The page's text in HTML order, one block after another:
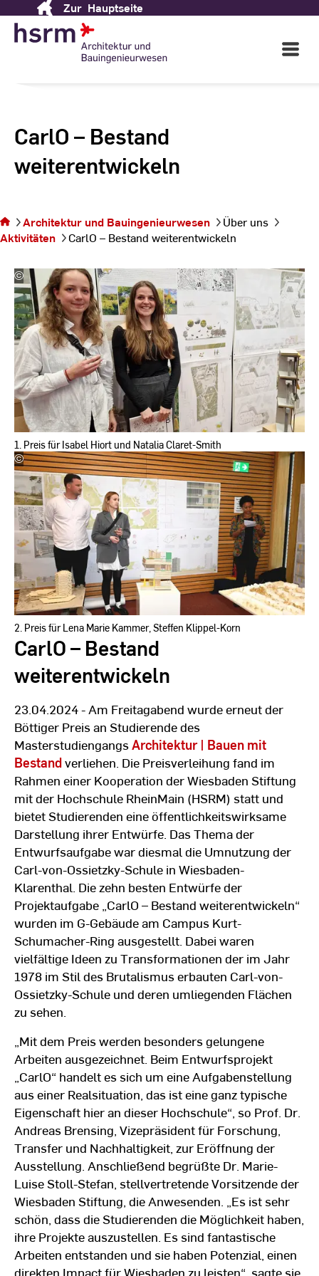
Content
Zur Hauptseite
Open
Main
CarlO – Bestand
weiterentwickeln
sich auf der
Seite CarlO –
Bestand
Architektur und Bauingenieurwesen
Über uns
Aktivitäten
CarlO – Bestand weiterentwickeln
©
Silke
Bartsch
|
Hochschule
RheinMain
1. Preis für Isabel Hiort und Natalia Claret-Smith
©
Silke
Bartsch
|
Hochschule
RheinMain
2. Preis für Lena Marie Kammer, Steffen Klippel-Korn
CarlO – Bestand
weiterentwickeln
23.04.2024 - Am Freitagabend wurde erneut der
Böttiger Preis an Studierende des
MasterstudiengangsArchitektur | Bauen mit
Bestandverliehen. Die Preisverleihung fand im
Rahmen einer Kooperation der Wiesbaden Stiftung
mit der Hochschule RheinMain (HSRM) statt und
bietet Studierenden eine öffentlichkeitswirksame
Darstellung ihrer Entwürfe. Das Thema der
Entwurfsaufgabe war diesmal die Umnutzung der
Carl-von-Ossietzky-Schule in Wiesbaden-
Klarenthal. Die zehn besten Entwürfe der
Projektaufgabe „CarlO – Bestand weiterentwickeln“
wurden im G-Gebäude am Campus Kurt-
Schumacher-Ring ausgestellt. Dabei waren
vielfältige Ideen zu Transformationen der im Jahr
1978 im Stil des Brutalismus erbauten Carl-von-
Ossietzky-Schule und deren umliegenden Flächen
zu sehen.
„Mit dem Preis werden besonders gelungene
Arbeiten ausgezeichnet. Beim Entwurfsprojekt
„CarlO“ handelt es sich um eine Aufgabenstellung
aus einer Realsituation, das ist eine ganz typische
Eigenschaft hier an dieser Hochschule“, so Prof. Dr.
Andreas Brensing, Vizepräsident für Forschung,
Transfer und Nachhaltigkeit, zur Eröffnung der
Ausstellung. Anschließend begrüßte Dr. Marie-
Luise Stoll-Stefan, stellvertretende Vorsitzende der
Wiesbaden Stiftung, die Anwesenden. „Es ist sehr
schön, dass die Studierenden die Möglichkeit haben,
ihre Projekte auszustellen. Es sind fantastische
Arbeiten entstanden und sie haben Potenzial, einen
direkten Impact für Wiesbaden zu leisten“, sagte sie.